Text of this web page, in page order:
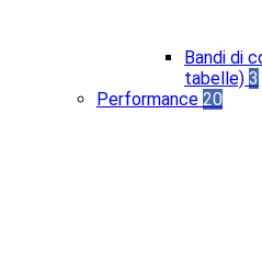
Bandi di
tabelle) 3
Performance 20